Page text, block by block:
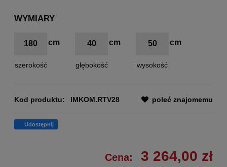
WYMIARY
180
szerokość
40
głębokość
50
wysokość
Kod produktu: IMKOM.RTV28 poleć znajomemu
Udostępnij
Cena: 3 264,00 zł